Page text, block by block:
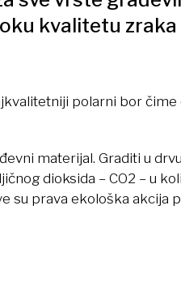
kvalitetu
polarni bor čime
materijal. Graditi u
dioksida – CO2 – u
su prava ekološka akcija